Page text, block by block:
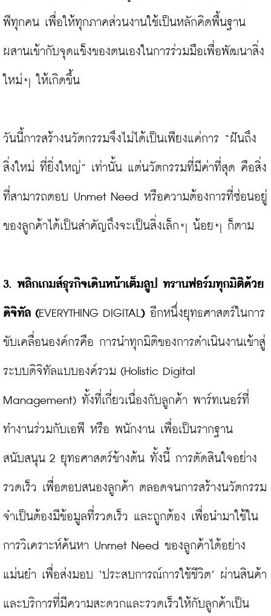
พีทุกคน เพื่อให้ทุกภาคส่วนงานใช้เป็นหลักคิดพื้นฐาน
ผสานเข้ากับจุดแข็งของตนเองในการร่วมมือเพื่อพัฒนาสิ่ง
ใหม่ๆ ให้เกิดขึ้น
วันนี้การสร้างนวัตกรรมจึงไม่ได้เป็นเพียงแค่การ “ฝันถึง
สิ่งใหม่ ที่ยิ่งใหญ่” เท่านั้น แต่นวัตกรรมที่มีค่าที่สุด คือสิ่ง
ที่สามารถตอบ Unmet Need หรือความต้องการที่ซ่อนอยู่
ของลูกค้าได้เป็นสำคัญถึงจะเป็นสิ่งเล็กๆ น้อยๆ ก็ตาม
3. พลิกเกมส์ธุรกิจเดินหน้าเต็มลูป ทรานฟอร์มทุกมิติด้วย
ดิจิทัล (EVERYTHING DIGITAL ) อีกหนึ่งยุทธศาสตร์ในการ
ขับเคลื่อนองค์กรคือ การนำทุกมิติของการดำเนินงานเข้าสู่
ระบบดิจิทัลแบบองค์รวม (Holistic Digital
Management) ทั้งที่เกี่ยวเนื่องกับลูกค้า พาร์ทเนอร์ที่
ทำงานร่วมกับเอพี หรือ พนักงาน เพื่อเป็นรากฐาน
สนับสนุน 2 ยุทธศาสตร์ข้างต้น ทั้งนี้ การตัดสินใจอย่าง
รวดเร็ว เพื่อตอบสนองลูกค้า ตลอดจนการสร้างนวัตกรรม
จำเป็นต้องมีข้อมูลที่รวดเร็ว และถูกต้อง เพื่อนำมาใช้ใน
การวิเคราะห์ค้นหา Unmet Need ของลูกค้าได้อย่าง
แม่นยำ เพื่อส่งมอบ ‘ประสบการณ์การใช้ชีวิต’ ผ่านสินค้า
และบริการที่มีความสะดวกและรวดเร็วให้กับลูกค้าเป็น